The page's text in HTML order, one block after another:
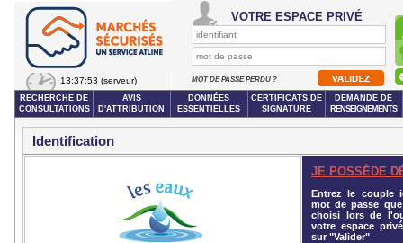
13:37:53 (serveur)
VOTRE ESPACE PRIVÉ
MOT DE PASSE PERDU ?
RECHERCHE DE
CONSULTATIONS
AVIS
D'ATTRIBUTION
DONNÉES
ESSENTIELLES
CERTIFICATS DE
SIGNATURE
DEMANDE DE
RENSEIGNEMENTS
Identification
JE POSSÈDE
Entrez le couple
mot de passe
choisi lors de
votre espace
sur "Valider"